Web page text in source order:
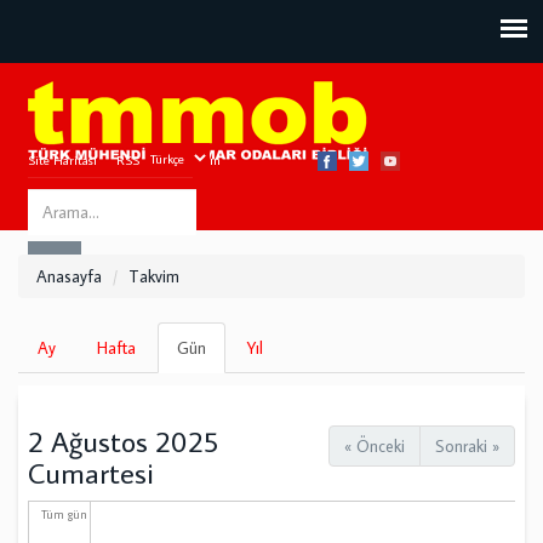
Site Haritası RSS Bize Ulaşın
Search
this
Anasayfa Takvim
Birincil
sekmeler
Ay Hafta Gün
sekme)
Yıl
« Önceki Sonraki »
2 Ağustos 2025
Cumartesi
Tüm gün